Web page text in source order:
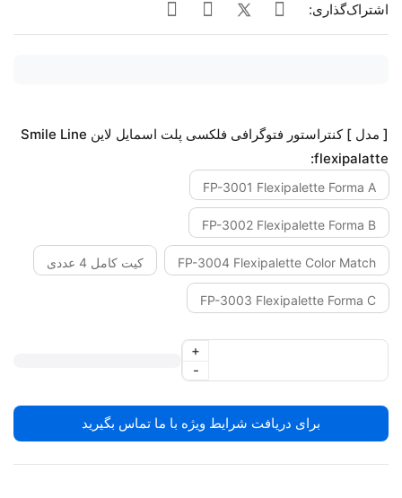
اشتراک‌گذاری:
[ مدل ] کنتراستور فتوگرافی فلکسی پلت اسمایل لاین Smile Line
flexipalatte:
FP-3001 Flexipalette Forma A
FP-3002 Flexipalette Forma B
FP-3004 Flexipalette Color Match کیت کامل 4 عددی
FP-3003 Flexipalette Forma C
-
+
برای دریافت شرایط ویژه با ما تماس بگیرید